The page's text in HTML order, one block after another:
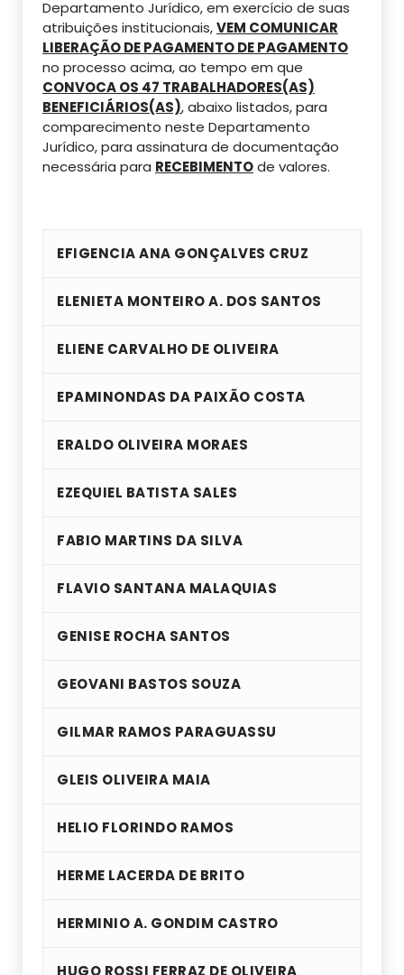
Departamento Jurídico, em exercício de suas
atribuições institucionais,VEM COMUNICAR
LIBERAÇÃO DE PAGAMENTO DE PAGAMENTO
no processo acima, ao tempo em que
CONVOCA OS 47 TRABALHADORES(AS)
BENEFICIÁRIOS(AS), abaixo listados, para
comparecimento neste Departamento
Jurídico, para assinatura de documentação
necessária para RECEBIMENTOde valores.
EFIGENCIA ANA GONÇALVES CRUZ
ELENIETA MONTEIRO A. DOS SANTOS
ELIENE CARVALHO DE OLIVEIRA
EPAMINONDAS DA PAIXÃO COSTA
ERALDO OLIVEIRA MORAES
EZEQUIEL BATISTA SALES
FABIO MARTINS DA SILVA
FLAVIO SANTANA MALAQUIAS
GENISE ROCHA SANTOS
GEOVANI BASTOS SOUZA
GILMAR RAMOS PARAGUASSU
GLEIS OLIVEIRA MAIA
HELIO FLORINDO RAMOS
HERME LACERDA DE BRITO
HERMINIO A. GONDIM CASTRO
HUGO ROSSI FERRAZ DE OLIVEIRA